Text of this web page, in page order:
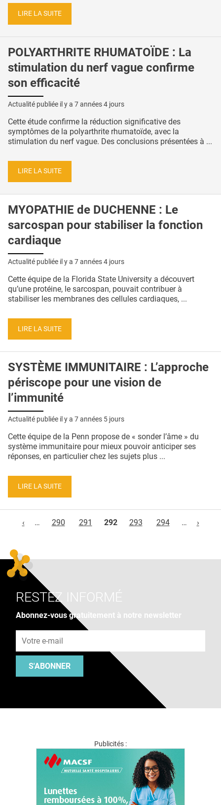
LIRE LA SUITE
POLYARTHRITE RHUMATOÏDE : La
stimulation du nerf vague confirme
son efficacité
Actualité publiée il y a 7 années 4 jours
Cette étude confirme la réduction significative des
symptômes de la polyarthrite rhumatoïde, avec la
stimulation du nerf vague. Des conclusions présentées à ...
LIRE LA SUITE
MYOPATHIE de DUCHENNE : Le
sarcospan pour stabiliser la fonction
cardiaque
Actualité publiée il y a 7 années 4 jours
Cette équipe de la Florida State University a découvert
qu’une protéine, le sarcospan, pouvait contribuer à
stabiliser les membranes des cellules cardiaques, ...
LIRE LA SUITE
SYSTÈME IMMUNITAIRE : L’approche
périscope pour une vision de
l’immunité
Actualité publiée il y a 7 années 5 jours
Cette équipe de la Penn propose de « sonder l’âme » du
système immunitaire pour mieux pouvoir anticiper ses
réponses, en particulier chez les sujets plus ...
LIRE LA SUITE
‹
… 290 291 292 293 294 … ›
RESTEZ INFORMÉ
Abonnez-vous gratuitement à notre newsletter
S'ABONNER
Publicités :